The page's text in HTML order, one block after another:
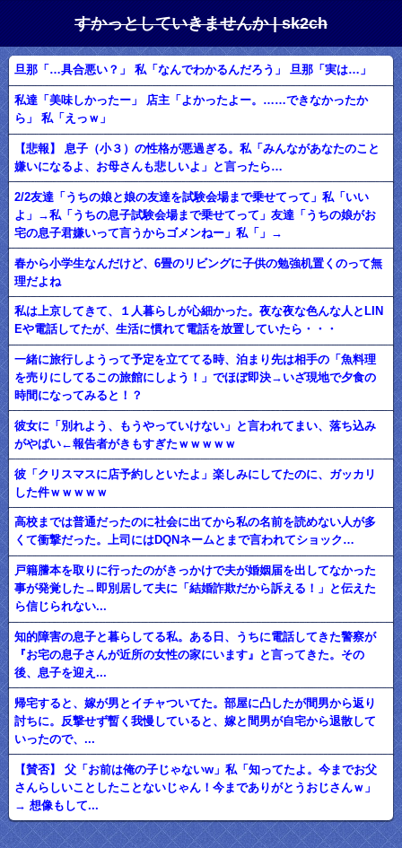
すかっとしていきませんか | sk2ch
旦那「…具合悪い？」 私「なんでわかるんだろう」 旦那「実は…」
私達「美味しかったー」 店主「よかったよー。……できなかったか
ら」 私「えっｗ」
【悲報】 息子（小３）の性格が悪過ぎる。私「みんながあなたのこと
嫌いになるよ、お母さんも悲しいよ」と言ったら…
2/2友達「うちの娘と娘の友達を試験会場まで乗せてって」私「いい
よ」→私「うちの息子試験会場まで乗せてって」友達「うちの娘がお
宅の息子君嫌いって言うからゴメンねー」私「」→
春から小学生なんだけど、6畳のリビングに子供の勉強机置くのって無
理だよね
私は上京してきて、１人暮らしが心細かった。夜な夜な色んな人とLIN
Eや電話してたが、生活に慣れて電話を放置していたら・・・
一緒に旅行しようって予定を立ててる時、泊まり先は相手の「魚料理
を売りにしてるこの旅館にしよう！」でほぼ即決→いざ現地で夕食の
時間になってみると！？
彼女に「別れよう、もうやっていけない」と言われてまい、落ち込み
がやばい←報告者がきもすぎたｗｗｗｗｗ
彼「クリスマスに店予約しといたよ」楽しみにしてたのに、ガッカリ
した件ｗｗｗｗｗ
高校までは普通だったのに社会に出てから私の名前を読めない人が多
くて衝撃だった。上司にはDQNネームとまで言われてショック…
戸籍謄本を取りに行ったのがきっかけで夫が婚姻届を出してなかった
事が発覚した→即別居して夫に「結婚詐欺だから訴える！」と伝えた
ら信じられない...
知的障害の息子と暮らしてる私。ある日、うちに電話してきた警察が
『お宅の息子さんが近所の女性の家にいます』と言ってきた。その
後、息子を迎え...
帰宅すると、嫁が男とイチャついてた。部屋に凸したが間男から返り
討ちに。反撃せず暫く我慢していると、嫁と間男が自宅から退散して
いったので、...
【賛否】 父「お前は俺の子じゃないw」私「知ってたよ。今までお父
さんらしいことしたことないじゃん！今までありがとうおじさんｗ」
→ 想像もして...